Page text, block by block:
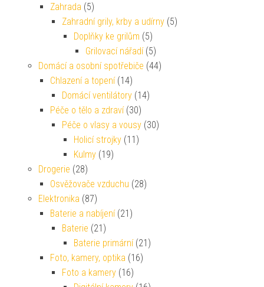
Zahrada (5)
Zahradní grily, krby a udírny (5)
Doplňky ke grilům (5)
Grilovací nářadí (5)
Domácí a osobní spotřebiče (44)
Chlazení a topení (14)
Domácí ventilátory (14)
Péče o tělo a zdraví (30)
Péče o vlasy a vousy (30)
Holicí strojky (11)
Kulmy (19)
Drogerie (28)
Osvěžovače vzduchu (28)
Elektronika (87)
Baterie a nabíjení (21)
Baterie (21)
Baterie primární (21)
Foto, kamery, optika (16)
Foto a kamery (16)